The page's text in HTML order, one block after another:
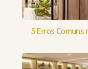
5 Erros Comuns